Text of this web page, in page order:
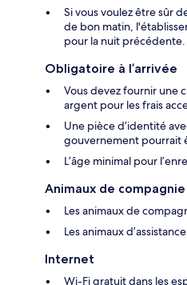
Si vous voulez être sûr
de bon matin,
pour la nuit précédente.
Obligatoire à l’arrivée
Vous devez fournir une
argent pour les frais
Une pièce d’identité
gouvernement pourrait
L’âge minimal pour
Animaux de compagnie
Les animaux de
Les animaux
Internet
Wi-Fi gratuit dans les